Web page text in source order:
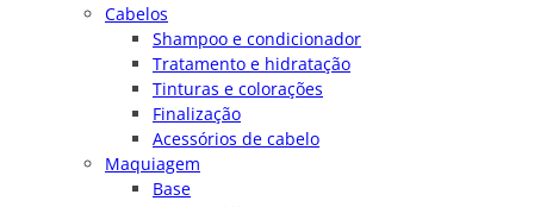
Cabelos
Shampoo e condicionador
Tratamento e hidratação
Tinturas e colorações
Finalização
Acessórios de cabelo
Maquiagem
Base